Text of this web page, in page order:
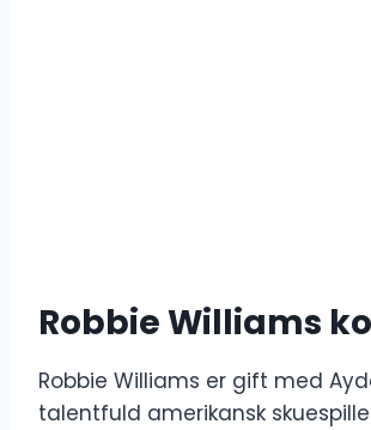
Robbie Williams
Robbie Williams er gift med
talentfuld amerikansk